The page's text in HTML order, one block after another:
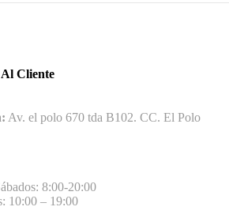
Cliente
Av. el polo 670 tda B102. CC. El Polo
8:00-20:00
10:00 – 19:00